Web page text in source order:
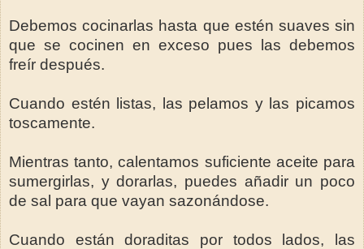
Debemos cocinarlas hasta que estén suaves sin
que se cocinen en exceso pues las debemos
freír después.
Cuando estén listas, las pelamos y las picamos
toscamente.
Mientras tanto, calentamos suficiente aceite para
sumergirlas, y dorarlas, puedes añadir un poco
de sal para que vayan sazonándose.
Cuando están doraditas por todos lados, las